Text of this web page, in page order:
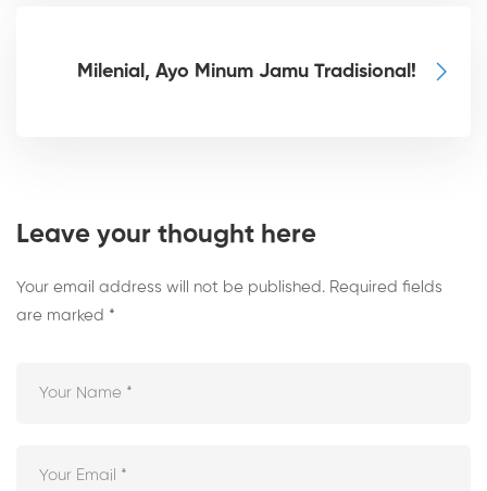
Milenial, Ayo Minum Jamu Tradisional!
Leave your thought here
Your email address will not be published. Required fields
are marked *